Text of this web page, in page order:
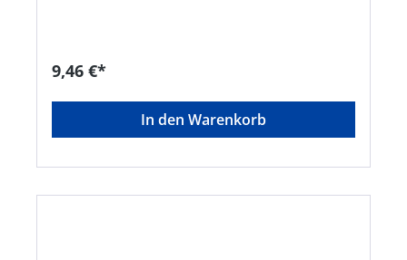
9,46 €*
In den Warenkorb